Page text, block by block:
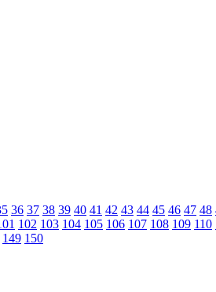
36 37 38 39 40 41 42 43 44 45 46 47 48
102 103 104 105 106 107 108 109 110
149 150